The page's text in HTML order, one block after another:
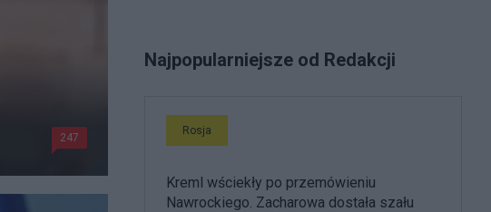
247
Najpopularniejsze od Redakcji
Rosja
Kreml wściekły po przemówieniu
Nawrockiego. Zacharowa dostała szału